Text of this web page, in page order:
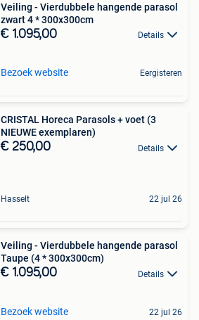
Veiling - Vierdubbele hangende parasol
zwart 4 * 300x300cm
€ 1.095,00 Details
Bezoek website Eergisteren
CRISTAL Horeca Parasols + voet (3
NIEUWE exemplaren)
€ 250,00 Details
Hasselt 22 jul 26
Veiling - Vierdubbele hangende parasol
Taupe (4 * 300x300cm)
€ 1.095,00 Details
Bezoek website 22 jul 26